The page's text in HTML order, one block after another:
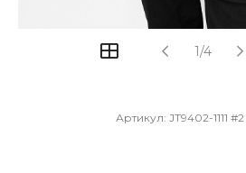
1/4
Артикул: JT9402-1111 #2